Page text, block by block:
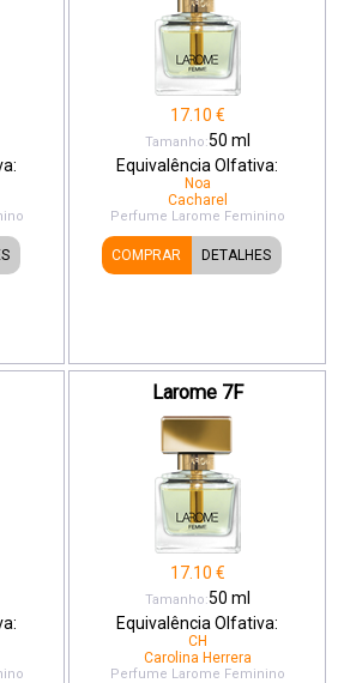
17.10 €
Tamanho:50 ml
Equivalência Olfativa:
Noa
Cacharel
Perfume Larome Feminino
COMPRAR DETALHES
Larome 7F
17.10 €
Tamanho:50 ml
Equivalência Olfativa:
CH
Carolina Herrera
Perfume Larome Feminino